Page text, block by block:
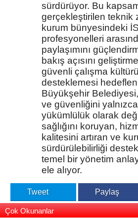
sürdürüyor. Bu
gerçekleştirilen teknik
kurum bünyesindeki
profesyonelleri
paylaşımını
bakış açısını
güvenli çalışma
desteklemesi
Büyükşehir Belediyesi,
ve güvenliğini
yükümlülük olarak
sağlığını koruyan,
kalitesini artıran ve
sürdürülebilirliği
temel bir yönetim
ele alıyor.
Tweet Paylaş
Çok Okunanlar